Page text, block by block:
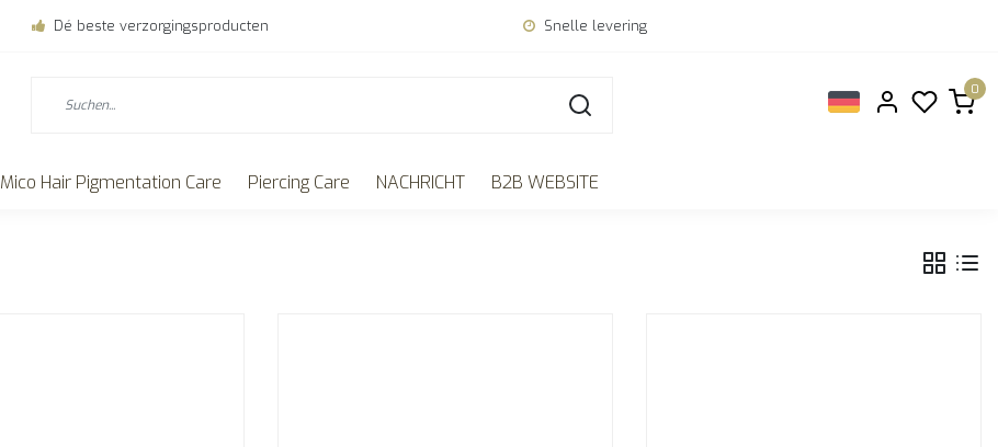
Dé beste verzorgingsproducten Snelle levering
0
Mico Hair Pigmentation Care Piercing Care NACHRICHT B2B WEBSITE